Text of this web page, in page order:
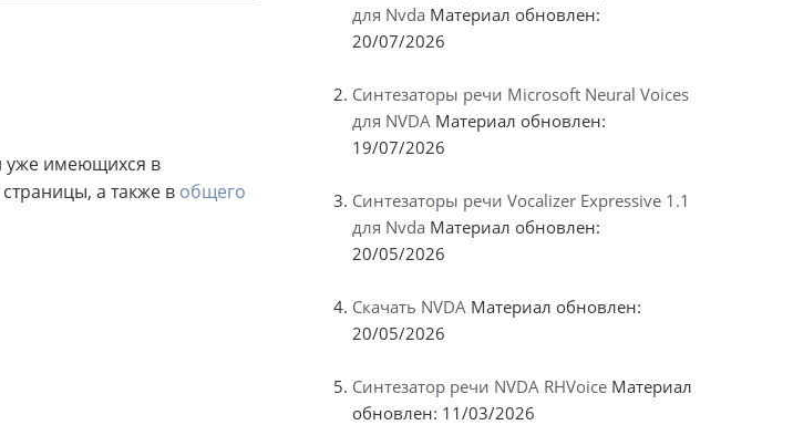
уже имеющихся в
а также в общего
для Nvda Материал обновлен:
20/07/2026
Синтезаторы речи Microsoft Neural Voices
для NVDA Материал обновлен:
19/07/2026
Синтезаторы речи Vocalizer Expressive 1.1
для Nvda Материал обновлен:
20/05/2026
Скачать NVDA Материал обновлен:
20/05/2026
Синтезатор речи NVDA RHVoice Материал
обновлен: 11/03/2026